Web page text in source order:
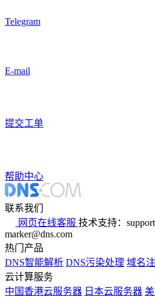
Telegram
E-mail
提交工单
帮助中心
联系我们
网页在线客服 技术支持：
marker@dns.com
热门产品
DNS智能解析 DNS污染处理 域名
云计算服务
中国香港云服务器 日本云服务器